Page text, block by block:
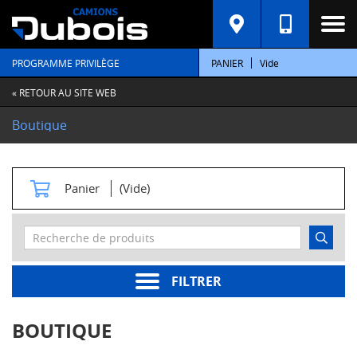
PROGRAMME PRIVILÈGE PANIER Vide
« RETOUR AU SITE WEB
Boutique
Panier (Vide)
FILTRER
C
A
T
É
G
O
R
E
S
t
e
r
moteur
BOUTIQUE